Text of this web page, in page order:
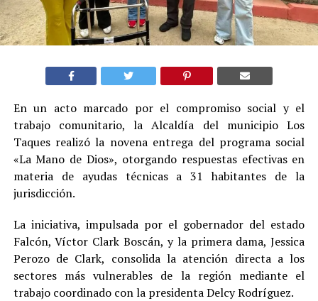
En un acto marcado por el compromiso social y el
trabajo comunitario, la Alcaldía del municipio Los
Taques realizó la novena entrega del programa social
«La Mano de Dios», otorgando respuestas efectivas en
materia de ayudas técnicas a 31 habitantes de la
jurisdicción.
La iniciativa, impulsada por el gobernador del estado
Falcón, Víctor Clark Boscán, y la primera dama, Jessica
Perozo de Clark, consolida la atención directa a los
sectores más vulnerables de la región mediante el
trabajo coordinado con la presidenta Delcy Rodríguez.